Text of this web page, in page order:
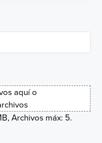
aquí o
Archivos máx: 5.